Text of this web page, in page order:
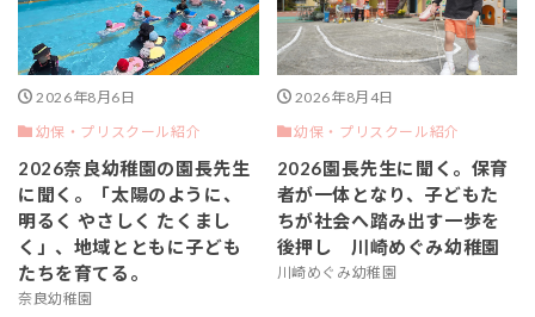
2026年8月6日
幼保・プリスクール紹介
2026奈良幼稚園の園長先生
に聞く。「太陽のように、
明るく やさしく たくまし
く」、地域とともに子ども
たちを育てる。
奈良幼稚園
2026年8月4日
幼保・プリスクール紹介
2026園長先生に聞く。保育
者が一体となり、子どもた
ちが社会へ踏み出す一歩を
後押し 川崎めぐみ幼稚園
川崎めぐみ幼稚園